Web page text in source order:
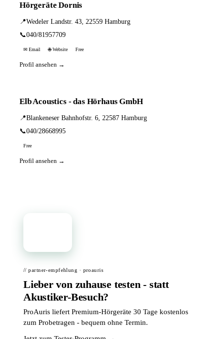
Hörgeräte Dornis
📍Wedeler Landstr. 43, 22559 Hamburg
📞040/81957709
✉ Email 🌐 Website Free
Profil ansehen →
Elb Acoustics - das Hörhaus GmbH
📍Blankeneser Bahnhofstr. 6, 22587 Hamburg
📞040/28668995
Free
Profil ansehen →
// partner-empfehlung · proauris
Lieber von zuhause testen - statt
Akustiker-Besuch?
ProAuris liefert Premium-Hörgeräte 30 Tage kostenlos
zum Probetragen - bequem ohne Termin.